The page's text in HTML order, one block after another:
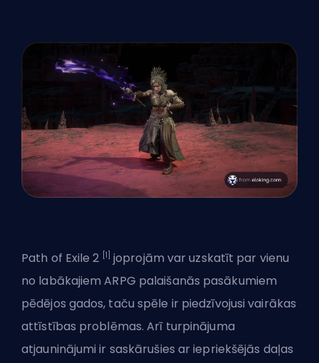
Path of Exile 2 [1] joprojām var uzskatīt par vienu
no labākajiem ARPG palaišanās pasākumiem
pēdējos gados, taču spēle ir piedzīvojusi vairākas
attīstības problēmas. Arī turpinājuma
atjauninājumi ir saskārušies ar iepriekšējās daļas